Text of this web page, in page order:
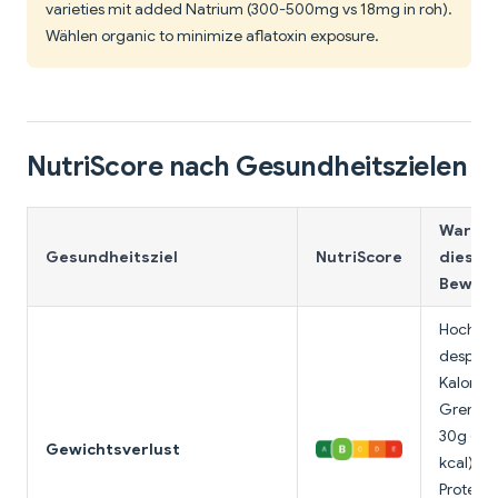
varieties mit added Natrium (300-500mg vs 18mg in roh).
Wählen organic to minimize aflatoxin exposure.
NutriScore nach Gesundheitszielen
Gesundheitsziel NutriScore
Warum
diese
Gewichtsverlust
Hoch
despite
Grenze
30g
kcal)
Protein